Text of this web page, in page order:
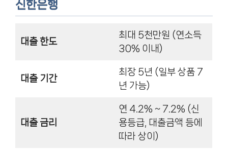
신한은행
대출 한도
최대 5천만원 (연소득
30% 이내)
대출 기간
최장 5년 (일부 상품 7
년 가능)
대출 금리
연 4.2% ~ 7.2% (신
용등급, 대출금액 등에
따라 상이)